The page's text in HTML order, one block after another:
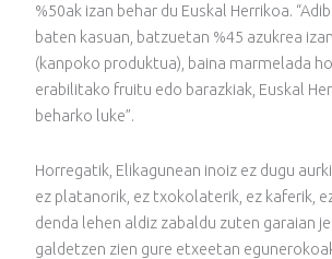
%50ak izan behar du Euskal Herrikoa.
baten kasuan, batzuetan %45 azukrea
(kanpoko produktua), baina marmelada
erabilitako fruitu edo barazkiak, Euskal
beharko luke”.
Horregatik, Elikagunean inoiz ez dugu
ez platanorik, ez txokolaterik, ez kaferik,
denda lehen aldiz zabaldu zuten garaian
galdetzen zien gure etxeetan